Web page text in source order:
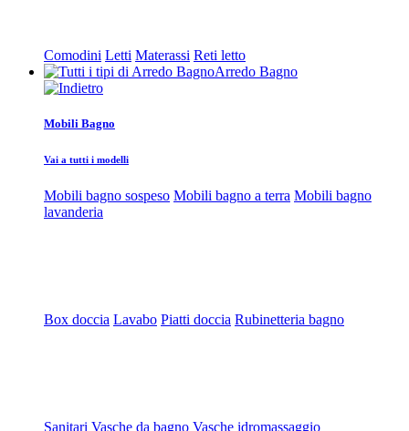
Comodini Letti Materassi Reti letto
Arredo Bagno
Mobili Bagno
Vai a tutti i modelli
Mobili bagno sospeso Mobili bagno a terra Mobili bagno
lavanderia
Box doccia Lavabo Piatti doccia Rubinetteria bagno
Sanitari Vasche da bagno Vasche idromassaggio